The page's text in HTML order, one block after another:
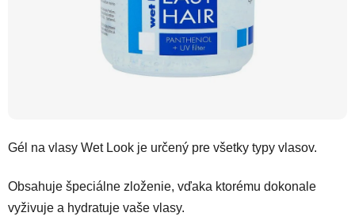
Gél na vlasy Wet Look je určený pre všetky typy vlasov.
Obsahuje špeciálne zloženie, vďaka ktorému dokonale
vyživuje a hydratuje vaše vlasy.